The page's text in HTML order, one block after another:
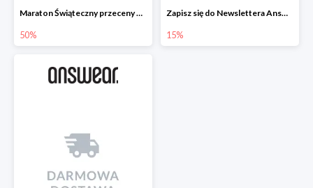
Maraton Świąteczny przeceny do -50%, nowości do -30%
50%
Zapisz się do Newslettera Answear i zyskaj 15% rabatu
15%